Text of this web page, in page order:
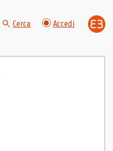
Cerca Accedi